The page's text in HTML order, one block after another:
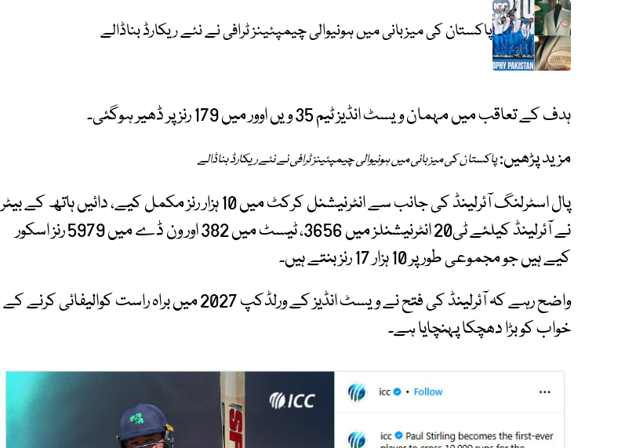
پاکستان کی میزبانی میں ہونیوالی چیمپئینز ٹرافی نے نئے ریکارڈ بناڈالے
ہدف کے تعاقب میں مہمان ویسٹ انڈیز ٹیم 35 ویں اوور میں 179 رنز پر ڈھیر ہوگئی۔
مزید پڑھیں:پاکستان کی میزبانی میں ہونیوالی چیمپئینز ٹرافی نے نئے ریکارڈ بناڈالے
پال اسٹرلنگ آئرلینڈ کی جانب سے انٹرنیشنل کرکٹ میں 10 ہزار رنز مکمل کیے، دائیں ہاتھ کے بیٹر
نے آئرلینڈ کیلئے ٹی20 انٹرنیشنلز میں 3656، ٹیسٹ میں 382 اور ون ڈے میں 5979 رنز اسکور
کیے ہیں جو مجموعی طور پر 10 ہزار 17 رنز بنتے ہیں۔
واضح رہے کہ آئرلینڈ کی فتح نے ویسٹ انڈیز کے ورلڈکپ 2027 میں براہ راست کوالیفائی کرنے کے
خواب کو بڑا دھچکا پہنچایا ہے۔